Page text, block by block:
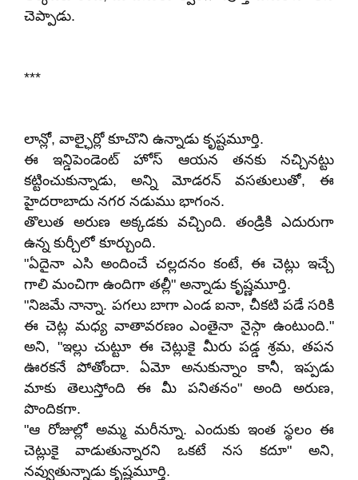
చెప్పాడు.
***
లాన్లో, వాల్ఛైర్లో కూచొని ఉన్నాడు కృష్టమూర్తి.
ఈ ఇన్డిపెండెంట్ హోస్ ఆయన తనకు నచ్చినట్టు
కట్టించుకున్నాడు, అన్ని మోడరన్ వసతులుతో, ఈ
హైదరాబాదు నగర నడుము భాగంన.
తొలుత అరుణ అక్కడకు వచ్చింది. తండ్రికి ఎదురుగా
ఉన్న కుర్చీలో కూర్చుంది.
"ఏదైనా ఎసి అందించే చల్లదనం కంటే, ఈ చెట్లు ఇచ్చే
గాలి మంచిగా ఉందిగా తల్లీ" అన్నాడు కృష్ణమూర్తి.
"నిజమే నాన్నా. పగలు బాగా ఎండ ఐనా, చీకటి పడే సరికి
ఈ చెట్ల మధ్య వాతావరణం ఎంతైనా నైస్గా ఉంటుంది."
అని, "ఇల్లు చుట్టూ ఈ చెట్లుకై మీరు పడ్డ శ్రమ, తపన
ఊరకనే పోతోందా. ఏమో అనుకున్నాం కానీ, ఇప్పడు
మాకు తెలుస్తోంది ఈ మీ పనితనం" అంది అరుణ,
పొందికగా.
"ఆ రోజుల్లో అమ్మ మరీన్నూ. ఎందుకు ఇంత స్థలం ఈ
చెట్లుకై వాడుతున్నారని ఒకటే నస కదూ" అని,
నవ్వుతున్నాడు కృష్ణమూర్తి.